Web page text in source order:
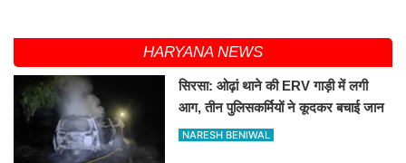
HARYANA NEWS
सिरसा: ओढ़ां थाने की ERV गाड़ी में लगी
आग, तीन पुलिसकर्मियों ने कूदकर बचाई जान
NARESH BENIWAL